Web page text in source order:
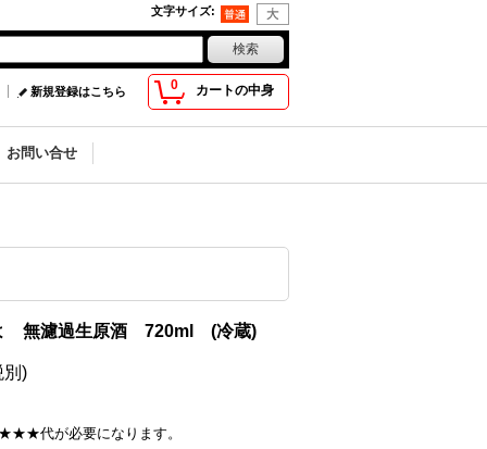
文字サイズ:
0 カートの中身
新規登録はこちら
お問い合せ
無濾過生原酒 720ml (冷蔵)
別)
★★★代が必要になります。